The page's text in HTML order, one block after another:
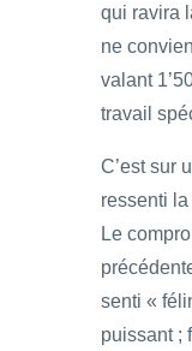
qui ravira
ne
valant
travail
C’est sur
ressenti
Le
senti «
puissant ;